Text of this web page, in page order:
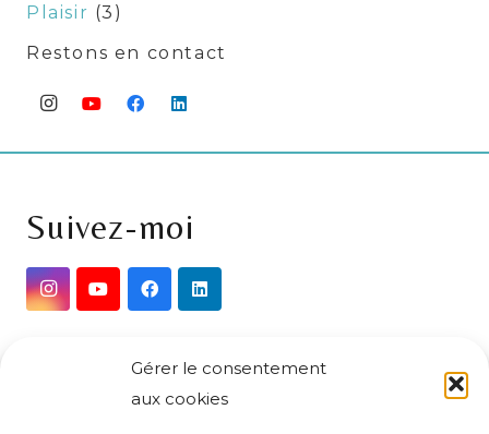
Gérer le consentement
aux cookies
Plaisir (3)
Restons en contact
Suivez-moi
Newsletter